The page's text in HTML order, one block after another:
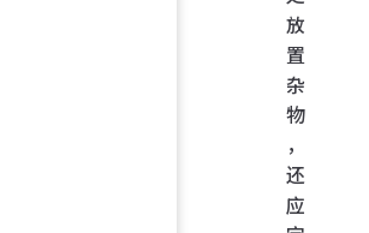
放
置
杂
物
，
还
应